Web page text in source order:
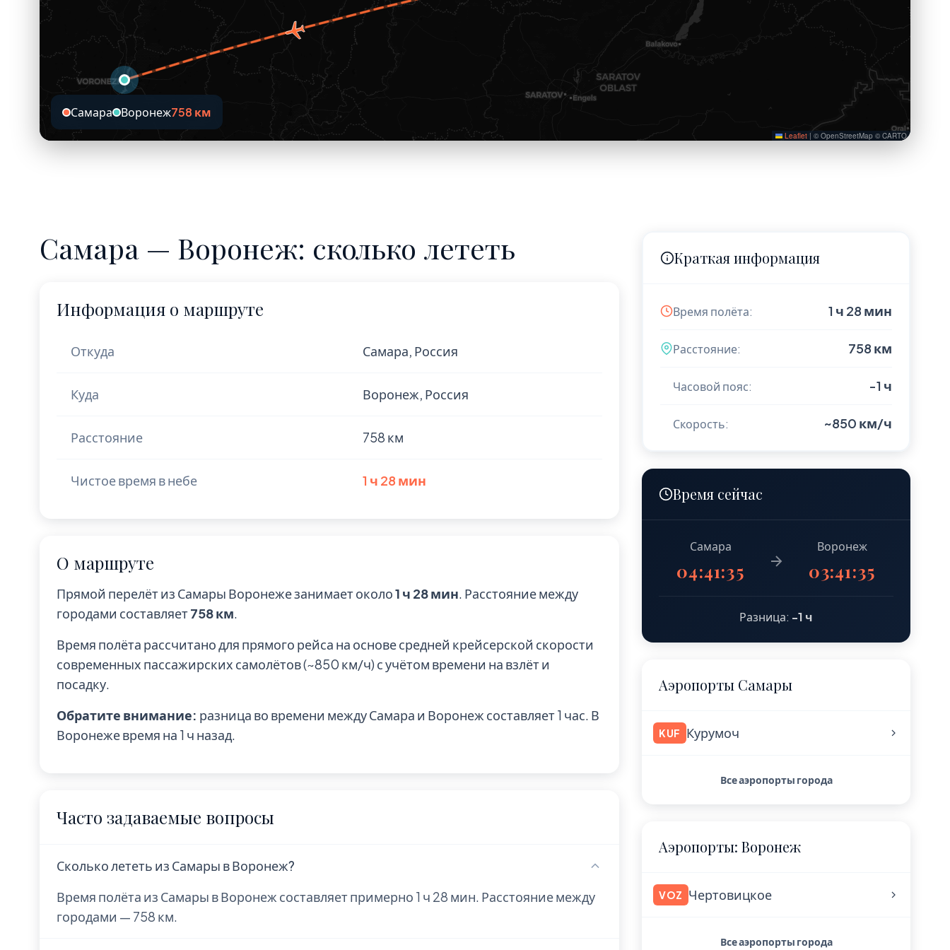
Leaflet | © OpenStreetMap © CARTO
Самара Воронеж758 км
Самара — Воронеж: сколько лететь
Информация о маршруте
Откуда Самара, Россия
Куда Воронеж, Россия
Расстояние 758 км
Чистое время в небе 1 ч 28 мин
О маршруте
Прямой перелёт из Самары Воронеже занимает около1 ч 28 мин. Расстояние между
городами составляет758 км.
Время полёта рассчитано для прямого рейса на основе средней крейсерской скорости
современных пассажирских самолётов (~850 км/ч) с учётом времени на взлёт и
посадку.
Обратите внимание: разница во времени между Самара и Воронеж составляет 1 час. В
Воронеже время на 1 ч назад.
Часто задаваемые вопросы
Сколько лететь из Самары в Воронеж?
Время полёта из Самары в Воронеж составляет примерно 1 ч 28 мин. Расстояние между
городами — 758 км.
Краткая информация
Время полёта: 1 ч 28 мин
Расстояние: 758 км
Часовой пояс: -1 ч
Скорость: ~850 км/ч
Время сейчас
Самара
04:41:36
Воронеж
03:41:36
Разница: -1 ч
Аэропорты Самары
KUF Курумоч
Все аэропорты города
Аэропорты: Воронеж
VOZ Чертовицкое
Все аэропорты города